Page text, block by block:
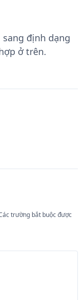
định dạng
ở trên.
trường bắt buộc được